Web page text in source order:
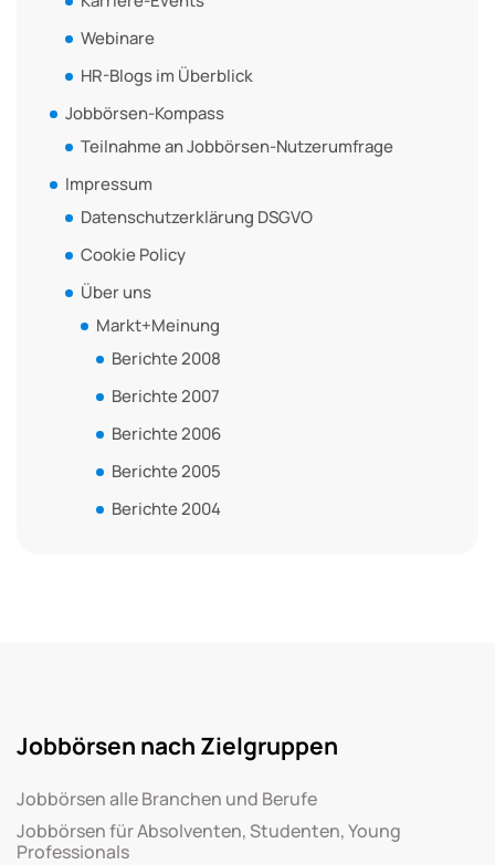
Webinare
HR-Blogs im Überblick
Jobbörsen-Kompass
Teilnahme an Jobbörsen-Nutzerumfrage
Impressum
Datenschutzerklärung DSGVO
Cookie Policy
Über uns
Markt+Meinung
Berichte 2008
Berichte 2007
Berichte 2006
Berichte 2005
Berichte 2004
Jobbörsen nach Zielgruppen
Jobbörsen alle Branchen und Berufe
Jobbörsen für Absolventen, Studenten, Young
Professionals